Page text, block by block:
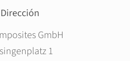
Dirección
GmbH
1